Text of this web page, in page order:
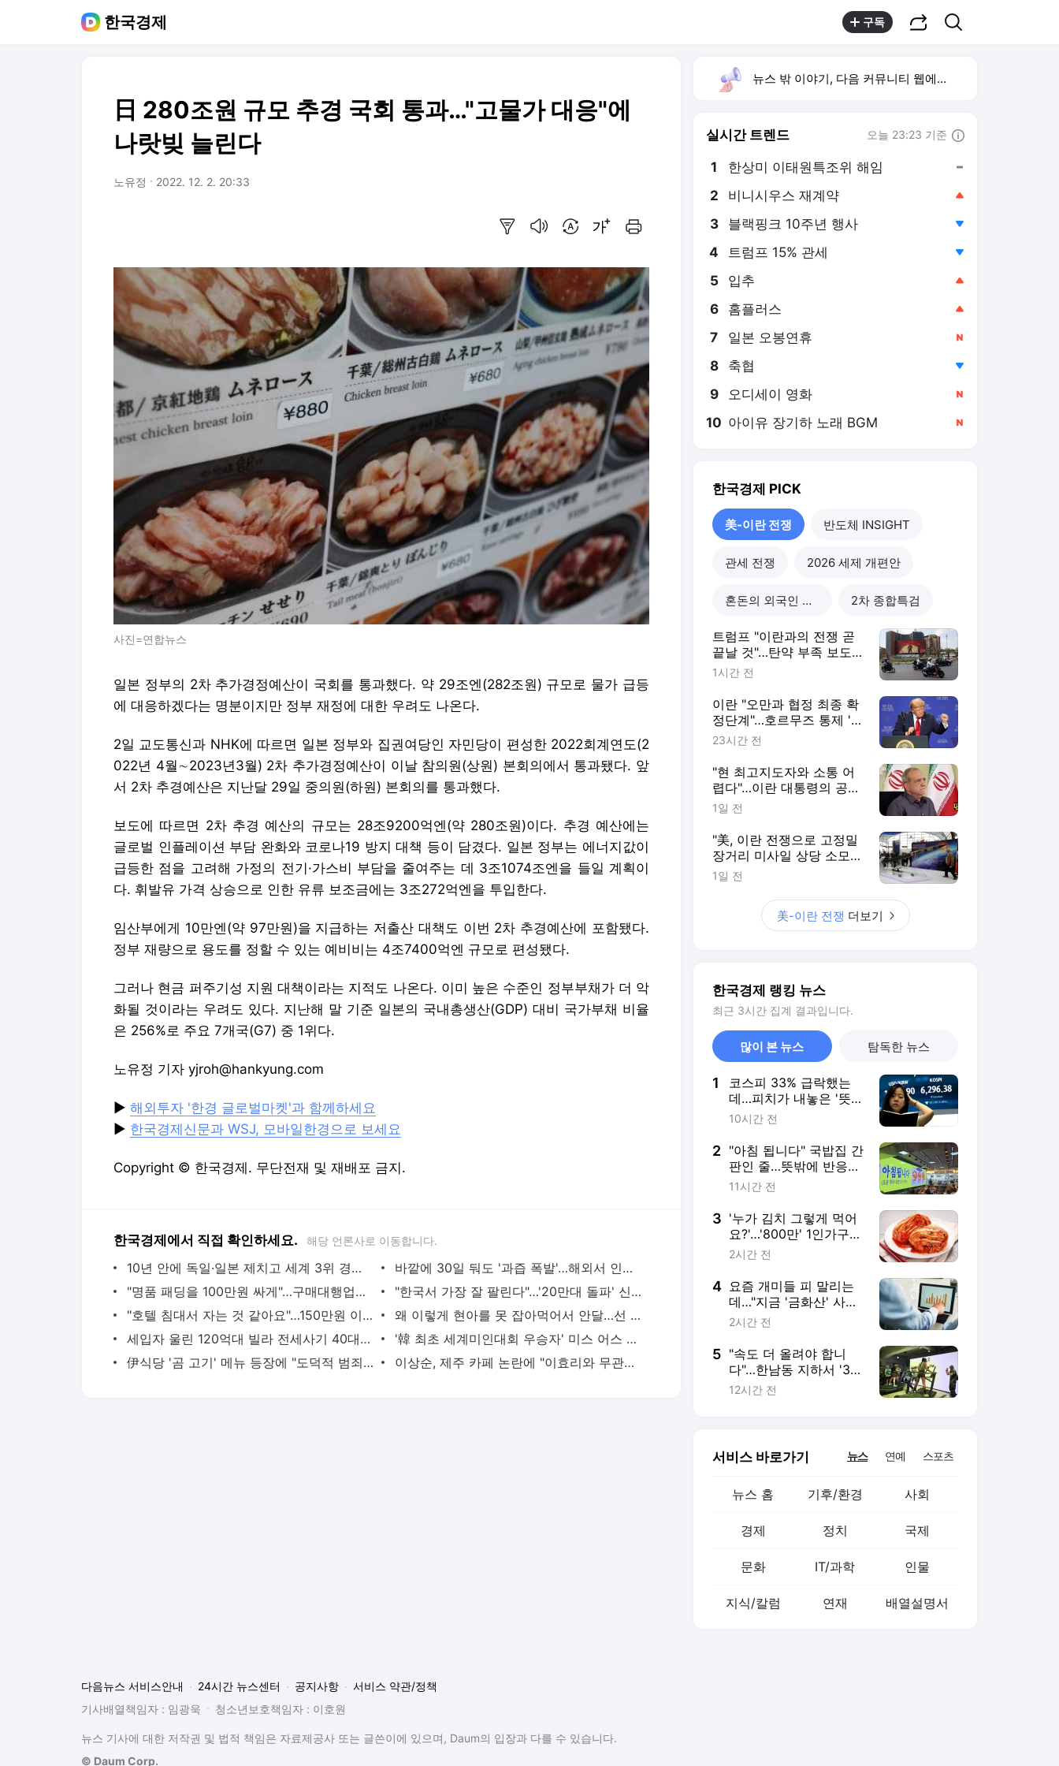
한국경제 구독
日 280조원 규모 추경 국회 통과…"고물가 대응"에
나랏빚 늘린다
노유정 2022. 12. 2. 20:33
사진=연합뉴스
일본 정부의 2차 추가경정예산이 국회를 통과했다. 약 29조엔(282조원) 규모로 물가 급등
에 대응하겠다는 명분이지만 정부 재정에 대한 우려도 나온다.
2일 교도통신과 NHK에 따르면 일본 정부와 집권여당인 자민당이 편성한 2022회계연도(2
022년 4월∼2023년3월) 2차 추가경정예산이 이날 참의원(상원) 본회의에서 통과됐다. 앞
서 2차 추경예산은 지난달 29일 중의원(하원) 본회의를 통과했다.
보도에 따르면 2차 추경 예산의 규모는 28조9200억엔(약 280조원)이다. 추경 예산에는
글로벌 인플레이션 부담 완화와 코로나19 방지 대책 등이 담겼다. 일본 정부는 에너지값이
급등한 점을 고려해 가정의 전기·가스비 부담을 줄여주는 데 3조1074조엔을 들일 계획이
다. 휘발유 가격 상승으로 인한 유류 보조금에는 3조272억엔을 투입한다.
임산부에게 10만엔(약 97만원)을 지급하는 저출산 대책도 이번 2차 추경예산에 포함됐다.
정부 재량으로 용도를 정할 수 있는 예비비는 4조7400억엔 규모로 편성됐다.
그러나 현금 퍼주기성 지원 대책이라는 지적도 나온다. 이미 높은 수준인 정부부채가 더 악
화될 것이라는 우려도 있다. 지난해 말 기준 일본의 국내총생산(GDP) 대비 국가부채 비율
은 256%로 주요 7개국(G7) 중 1위다.
노유정 기자 yjroh@hankyung.com
▶ 해외투자 '한경 글로벌마켓'과 함께하세요
▶ 한국경제신문과 WSJ, 모바일한경으로 보세요
Copyright © 한국경제. 무단전재 및 재배포 금지.
한국경제에서 직접 확인하세요. 해당 언론사로 이동합니다.
10년 안에 독일·일본 제치고 세계 3위 경제대국 될 나라
바깥에 30일 둬도 '과즙 폭발'…해외서 인기 폭발한 한국 과일
"명품 패딩을 100만원 싸게"…구매대행업자 사이트 폐쇄 후 잠적
"한국서 가장 잘 팔린다"…'20만대 돌파' 신기록 세운 수입차
"호텔 침대서 자는 것 같아요"…150만원 이불에 꽂힌 2030 [한경제의 신선한 경제]
왜 이렇게 현아를 못 잡아먹어서 안달…선 세게 넘은 루머에 전 남친 던도 분노 [TEN스타필드]
세입자 울린 120억대 빌라 전세사기 40대에 징역 15년 '중형'
'韓 최초 세계미인대회 우승자' 미스 어스 최미나수, 4일 금의환향
伊식당 '곰 고기' 메뉴 등장에 "도덕적 범죄" 동물보호가들 경악
이상순, 제주 카페 논란에 "이효리와 무관…온전히 제 카페"
뉴스 밖 이야기, 다음 커뮤니티 웹에서 보기
실시간 트렌드 오늘 23:23 기준
1 한상미 이태원특조위 해임
2 비니시우스 재계약
3 블랙핑크 10주년 행사
4 트럼프 15% 관세
5 입추
6 홈플러스
7 일본 오봉연휴
8 축협
9 오디세이 영화
10 아이유 장기하 노래 BGM
한국경제 PICK
美-이란 전쟁 반도체 INSIGHT
관세 전쟁 2026 세제 개편안
혼돈의 외국인 고용시장 2차 종합특검
트럼프 "이란과의 전쟁 곧
끝날 것"…탄약 부족 보도
엔 반박
1시간 전
이란 "오만과 협정 최종 확
정단계"…호르무즈 통제 '눈
앞' [이상은의 워싱턴나우]
23시간 전
"현 최고지도자와 소통 어
렵다"…이란 대통령의 공개
시인
1일 전
"美, 이란 전쟁으로 고정밀
장거리 미사일 상당 소모"
[로이터]
1일 전
美-이란 전쟁 더보기
한국경제 랭킹 뉴스
최근 3시간 집계 결과입니다.
많이 본 뉴스 탐독한 뉴스
1
코스피 33% 급락했는
데…피치가 내놓은 '뜻밖
의 경고' 뭐길래
10시간 전
2 "아침 됩니다" 국밥집 간
판인 줄…뜻밖에 반응
폭발한 곳 [트렌드+]
11시간 전
3 '누가 김치 그렇게 먹어
요?'…'800만' 1인가구
폭증에 돌변 [권용훈의
2시간 전
4 요즘 개미들 피 말리는
데…"지금 '금화산' 사라"
깜짝 전망
2시간 전
5 "속도 더 올려야 합니
다"…한남동 지하서 '3분
전력질주'
12시간 전
서비스 바로가기 뉴스 연예 스포츠
뉴스 홈 기후/환경 사회
경제 정치 국제
문화 IT/과학 인물
지식/칼럼 연재 배열설명서
다음뉴스 서비스안내 24시간 뉴스센터 공지사항
서비스 약관/정책
기사배열책임자 : 임광욱
청소년보호책임자 : 이호원
뉴스 기사에 대한 저작권 및 법적 책임은 자료제공사 또는 글쓴이에 있으며, Daum의 입장과 다를 수 있습니다.
© Daum Corp.